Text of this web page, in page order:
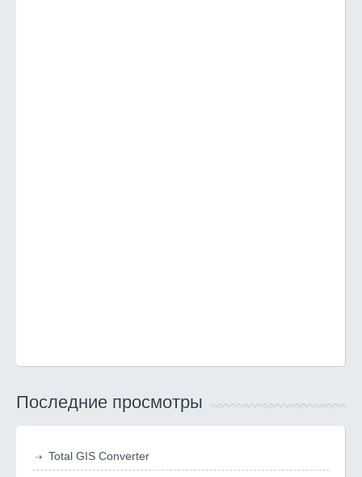
Последние просмотры
Total GIS Converter